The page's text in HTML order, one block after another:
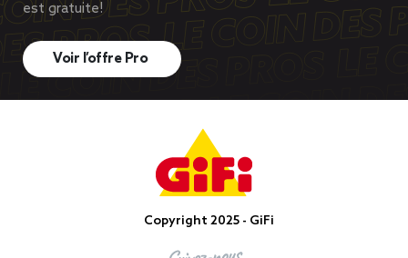
est gratuite!
Voir l’offre Pro
Copyright 2025 - GiFi